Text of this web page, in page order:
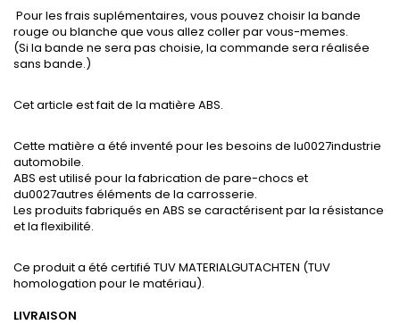
Pour les frais suplémentaires, vous pouvez choisir la bande
rouge ou blanche que vous allez coller par vous-memes.
(Si la bande ne sera pas choisie, la commande sera réalisée
sans bande.)
Cet article est fait de la matière ABS.
Cette matière a été inventé pour les besoins de lu0027industrie
automobile.
ABS est utilisé pour la fabrication de pare-chocs et
du0027autres éléments de la carrosserie.
Les produits fabriqués en ABS se caractérisent par la résistance
et la flexibilité.
Ce produit a été certifié TUV MATERIALGUTACHTEN (TUV
homologation pour le matériau).
LIVRAISON